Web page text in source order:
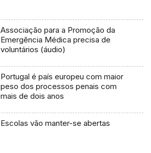
Associação para a Promoção da
Emergência Médica precisa de
voluntários (áudio)
Portugal é país europeu com maior
peso dos processos penais com
mais de dois anos
Escolas vão manter-se abertas